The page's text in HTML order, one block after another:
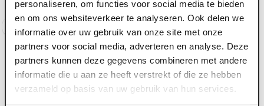
personaliseren, om functies voor social media te bieden
en om ons websiteverkeer te analyseren. Ook delen we
informatie over uw gebruik van onze site met onze
partners voor social media, adverteren en analyse. Deze
partners kunnen deze gegevens combineren met andere
informatie die u aan ze heeft verstrekt of die ze hebben
verzameld op basis van uw gebruik van hun services.
Voorraad: 410+
Log in voor prijzen
Voorraad: 210+
Log in voor prijzen